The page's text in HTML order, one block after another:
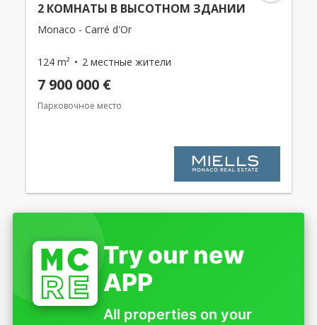
2 КОМНАТЫ В ВЫСОТНОМ ЗДАНИИ
Monaco - Carré d'Or
124 m² 2 местные жители
7 900 000 €
Парковочное место
Try our new
APP
All properties on your